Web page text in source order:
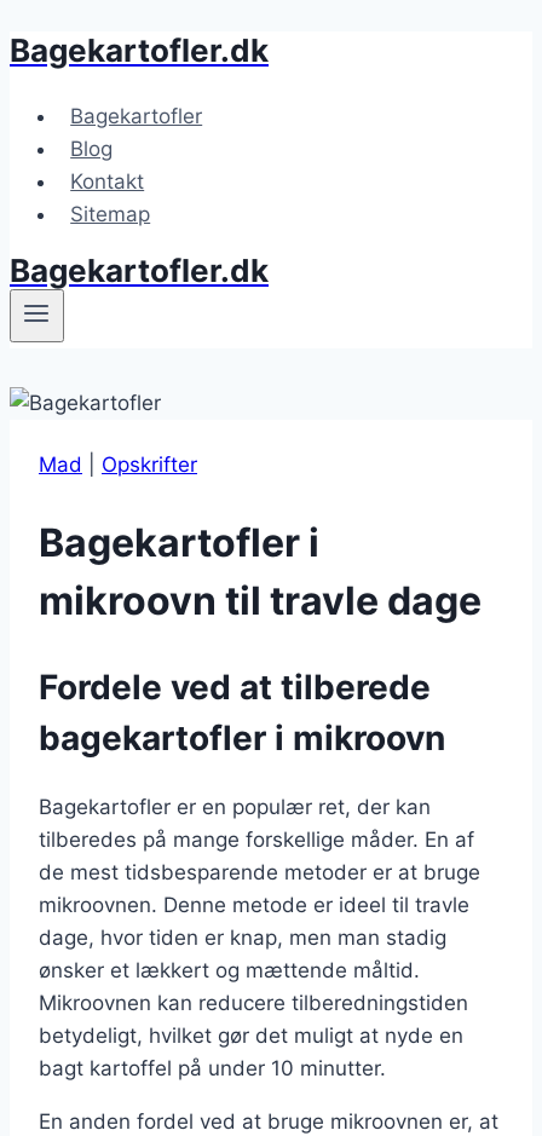
Fortsæt
indhold
Bagekartofler.dk
Bagekartofler
Blog
Kontakt
Sitemap
Bagekartofler.dk
Mad Opskrifter
Bagekartofler i
mikroovn til travle dage
Fordele ved at tilberede
bagekartofler i mikroovn
Bagekartofler er en populær ret, der kan
tilberedes på mange forskellige måder. En af
de mest tidsbesparende metoder er at bruge
mikroovnen. Denne metode er ideel til travle
dage, hvor tiden er knap, men man stadig
ønsker et lækkert og mættende måltid.
Mikroovnen kan reducere tilberedningstiden
betydeligt, hvilket gør det muligt at nyde en
bagt kartoffel på under 10 minutter.
En anden fordel ved at bruge mikroovnen er, at